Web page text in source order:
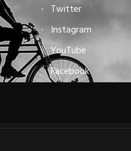
Twitter
Instagram
YouTube
Facebook